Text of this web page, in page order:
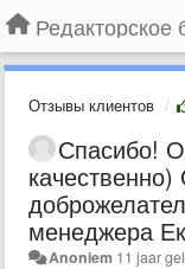
Отзывы клиентов
Спасибо!
менеджера
Anoniem 11 jaar